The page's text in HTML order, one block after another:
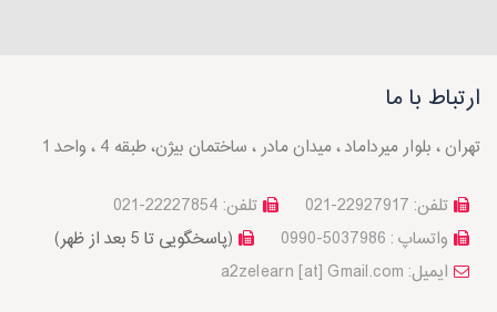
ارتباط با ما
تهران ، بلوار میرداماد ، میدان مادر ، ساختمان بیژن، طبقه 4 ، واحد 1
تلفن: 22227854-021
تلفن: 22927917-021
(پاسخگویی تا 5 بعد از ظهر)
واتساپ : 5037986-0990
a2zelearn [at] Gmail.com :ایمیل